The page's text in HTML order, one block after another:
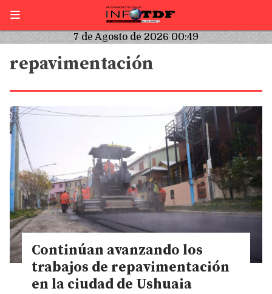
7 de Agosto de 2026 00:49
repavimentación
Continúan avanzando los
trabajos de repavimentación
en la ciudad de Ushuaia